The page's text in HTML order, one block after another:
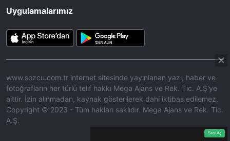
Aç
7.96%
Sesi Aç
Uygulamalarımız
www.sozcu.com.tr internet sitesinde yayınlanan yazı, haber ve
fotoğrafların her türlü telif hakkı Mega Ajans ve Rek. Tic. A.Ş'ye
aittir. İzin alınmadan, kaynak gösterilerek dahi iktibas edilemez.
Copyright © 2023 - Tüm hakları saklıdır. Mega Ajans ve Rek. Tic.
A.Ş.